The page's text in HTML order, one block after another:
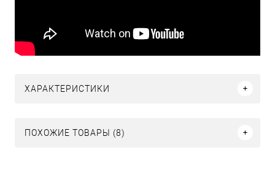
ХАРАКТЕРИСТИКИ
ПОХОЖИЕ ТОВАРЫ (8)